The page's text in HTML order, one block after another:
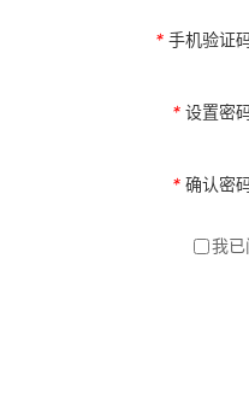
* 手机验证
* 设置密
* 确认密
我已